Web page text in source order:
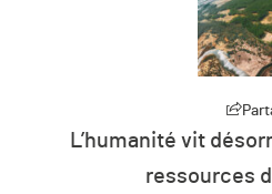
Plus de 26 %
d’énergie de